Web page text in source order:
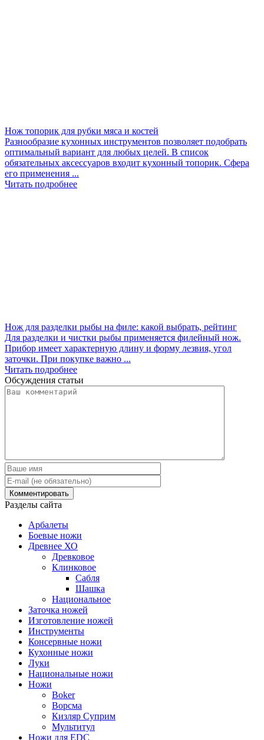
Нож топорик для рубки мяса и костей
Разнообразие кухонных инструментов позволяет подобрать
оптимальный вариант для любых целей. В список
обязательных аксессуаров входит кухонный топорик. Сфера
его применения ...
Читать подробнее
Нож для разделки рыбы на филе: какой выбрать, рейтинг
Для разделки и чистки рыбы применяется филейный нож.
Прибор имеет характерную длину и форму лезвия, угол
заточки. При покупке важно ...
Читать подробнее
Обсуждения статьи
Разделы сайта
Арбалеты
Боевые ножи
Древнее ХО
Древковое
Клинковое
Сабля
Шашка
Национальное
Заточка ножей
Изготовление ножей
Инструменты
Консервные ножи
Кухонные ножи
Луки
Национальные ножи
Ножи
Boker
Ворсма
Кизляр Суприм
Мультитул
Ножи для EDC